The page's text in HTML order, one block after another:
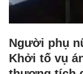
Người phụ
Khởi tố vụ